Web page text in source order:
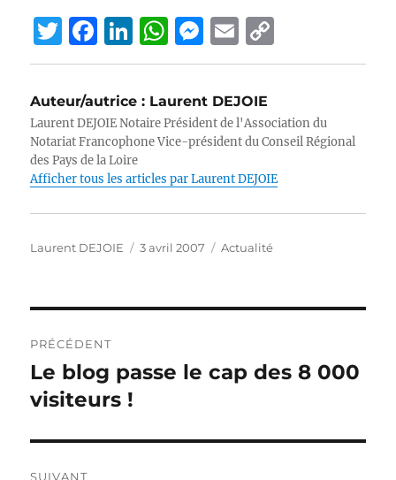
T
w
it
te
r
F
a
c
e
b
o
Li
n
e
d
I
W
h
s
A
p
M
e
ss
e
n
g
E
m
ai
l
o
y
Li
n
Auteur/autrice : Laurent DEJOIE
Laurent DEJOIE Notaire Président de l'Association du
Notariat Francophone Vice-président du Conseil Régional
des Pays de la Loire
Afficher tous les articles par Laurent DEJOIE
Auteur
Laurent DEJOIE
Publié
3 avril 2007 Catégories
Actualité
de
l’article
PRÉCÉDENT
Publication
précédente :
Le blog passe le cap des 8 000
visiteurs !
SUIVANT